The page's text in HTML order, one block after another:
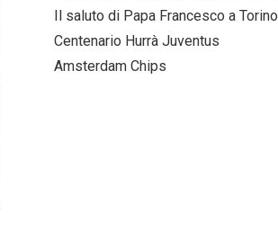
Il saluto di Papa Francesco a Torino
Centenario Hurrà Juventus
Amsterdam Chips